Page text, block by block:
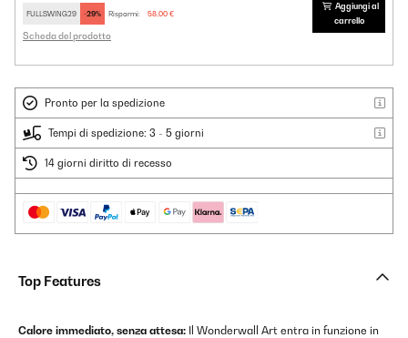
FULLSWING29 -29% Risparmi: 58,00 €
Scheda del prodotto
Aggiungi al
carrello
Pronto per la spedizione
Tempi di spedizione: 3 - 5 giorni
14 giorni diritto di recesso
Top Features
Calore immediato, senza attesa: Il Wonderwall Art entra in funzione in